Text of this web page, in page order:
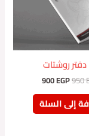
950
900EGP
إلى السلة